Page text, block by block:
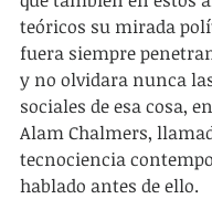
teóricos su mirada
fuera siempre
y no olvidara nunca
sociales de esa cosa,
Alam Chalmers,
tecnociencia
hablado antes de ello.